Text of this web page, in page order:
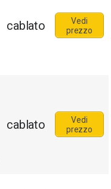
cablato
Vedi
prezzo
cablato
Vedi
prezzo